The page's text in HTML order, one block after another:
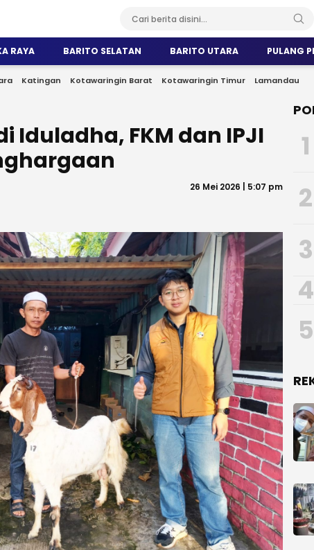
RAYA BARITO SELATAN BARITO UTARA PULANG
Katingan Kotawaringin Barat Kotawaringin Timur Lamandau
Iduladha, FKM dan IPJI
26 Mei 2026 | 5:07 pm
1
2
3
4
5